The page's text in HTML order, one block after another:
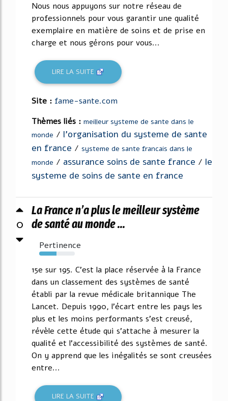
Nous nous appuyons sur notre réseau de
professionnels pour vous garantir une qualité
exemplaire en matière de soins et de prise en
charge et nous gérons pour vous...
LIRE LA SUITE
Site : fame-sante.com
Thèmes liés : meilleur systeme de sante dans le
monde / l'organisation du systeme de sante
en france / systeme de sante francais dans le
monde / assurance soins de sante france / le
systeme de soins de sante en france
0
La France n’a plus le meilleur système
de santé au monde ...
Pertinence
48%
15e sur 195. C'est la place réservée à la France
dans un classement des systèmes de santé
établi par la revue médicale britannique The
Lancet. Depuis 1990, l'écart entre les pays les
plus et les moins performants s'est creusé,
révèle cette étude qui s'attache à mesurer la
qualité et l'accessibilité des systèmes de santé.
On y apprend que les inégalités se sont creusées
entre...
LIRE LA SUITE